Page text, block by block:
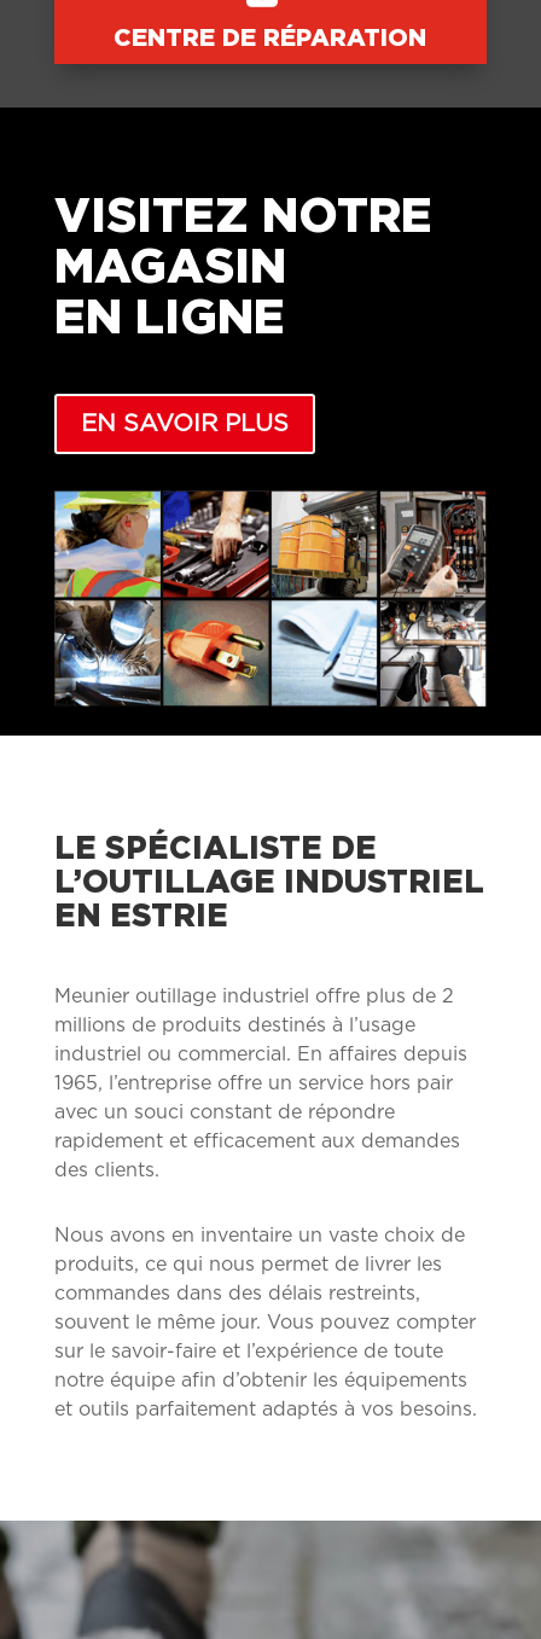
CENTRE DE RÉPARATION
VISITEZ NOTRE
MAGASIN
EN LIGNE
EN SAVOIR PLUS
LE SPÉCIALISTE DE
L’OUTILLAGE INDUSTRIEL
EN ESTRIE
Meunier outillage industriel offre plus de 2
millions de produits destinés à l’usage
industriel ou commercial. En affaires depuis
1965, l’entreprise offre un service hors pair
avec un souci constant de répondre
rapidement et efficacement aux demandes
des clients.
Nous avons en inventaire un vaste choix de
produits, ce qui nous permet de livrer les
commandes dans des délais restreints,
souvent le même jour. Vous pouvez compter
sur le savoir-faire et l’expérience de toute
notre équipe afin d’obtenir les équipements
et outils parfaitement adaptés à vos besoins.